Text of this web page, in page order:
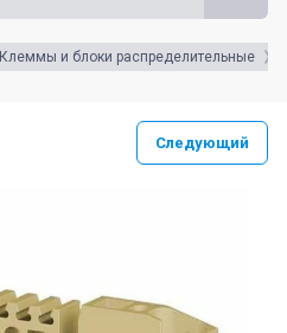
Клеммы и блоки распределительные
Следующий